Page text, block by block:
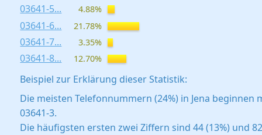
03641-5... 4.88%
03641-6... 21.78%
03641-7... 3.35%
03641-8... 12.70%
Beispiel zur Erklärung dieser Statistik:
Die meisten Telefonnummern (24%) in Jena beginnen
03641-3.
Die häufigsten ersten zwei Ziffern sind 44 (13%) und